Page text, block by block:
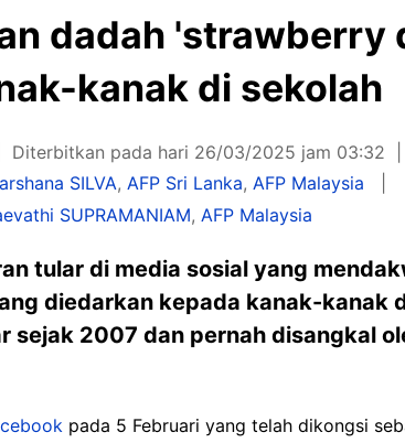
dadah 'strawberry
kanak di sekolah
Diterbitkan pada hari 26/03/2025 jam 03:32
SILVA, AFP Sri Lanka, AFP Malaysia
SUPRAMANIAM, AFP Malaysia
tular di media sosial yang
diedarkan kepada kanak-kanak
sejak 2007 dan pernah disangkal
pada 5 Februari yang telah dikongsi